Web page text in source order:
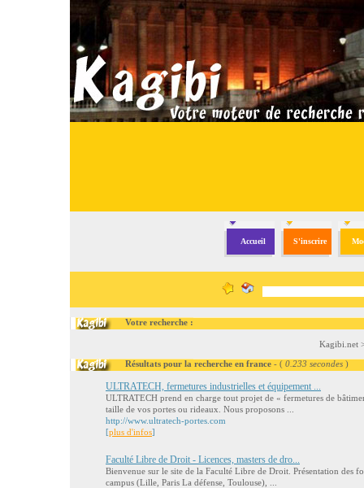
Accueil S'inscrire
Votre recherche :
Kagibi.net
Résultats pour la recherche en france - ( 0.233 secondes )
ULTRATECH, fermetures industrielles et équipement ...
ULTRATECH prend en charge tout projet de « fermetures de
taille de vos portes ou rideaux. Nous proposons ...
http://www.ultratech-portes.com
[plus d'infos]
Faculté Libre de Droit - Licences, masters de dro...
Bienvenue sur le site de la Faculté Libre de Droit. Présentation des
campus (Lille, Paris La défense, Toulouse), ...